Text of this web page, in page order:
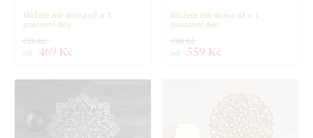
Můžete mít doma už o 3
pracovní dny
od 469 Kč
619 Kč
Můžete mít doma už o 1
pracovní den
od 559 Kč
749 Kč